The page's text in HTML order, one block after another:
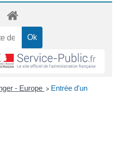
- Europe > Entrée d'un